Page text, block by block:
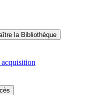
la Bibliothèque
acquisition